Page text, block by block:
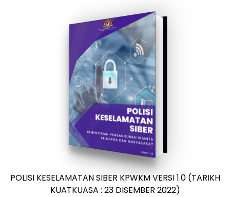
POLISI KESELAMATAN SIBER KPWKM VERSI 1.0 (TARIKH
KUATKUASA : 23 DISEMBER 2022)